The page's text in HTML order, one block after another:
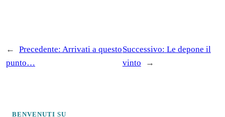
← Precedente: Arrivati a questo
punto…
Successivo: Le depone il
vinto
→
BENVENUTI SU